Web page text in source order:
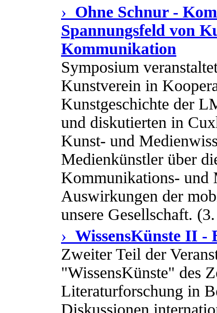
› Ohne Schnur -
Spannungsfeld von
Kommunikation
Symposium
Kunstverein in
Kunstgeschichte der
und diskutierten in
Kunst- und
Medienkünstler über
Kommunikations- und
Auswirkungen der
unsere Gesellschaft.
› WissensKünste II -
Zweiter Teil der
"WissensKünste" des
Literaturforschung in
Diskussionen